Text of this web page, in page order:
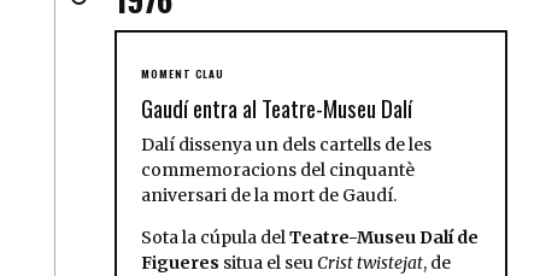
MOMENT CLAU
Gaudí entra al Teatre-Museu Dalí
Dalí dissenya un dels cartells de les
commemoracions del cinquantè
aniversari de la mort de Gaudí.
Sota la cúpula delTeatre-Museu Dalí de
Figueres situa el seuCrist twistejat, de